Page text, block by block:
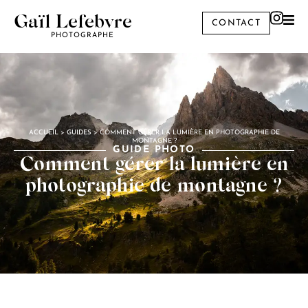
Gaïl Lefebvre
PHOTOGRAPHE
CONTACT
ACCUEIL>GUIDES >COMMENT GÉRER LA LUMIÈRE EN PHOTOGRAPHIE DE
MONTAGNE ?
GUIDE PHOTO
Comment gérer la lumière en
photographie de montagne ?